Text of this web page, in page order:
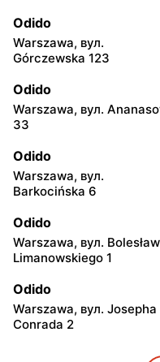
Odido
Warszawa, вул.
Górczewska 123
Odido
Warszawa, вул.
33
Odido
Warszawa, вул.
Barkocińska 6
Odido
Warszawa, вул.
Limanowskiego 1
Odido
Warszawa, вул. Josepha
Conrada 2